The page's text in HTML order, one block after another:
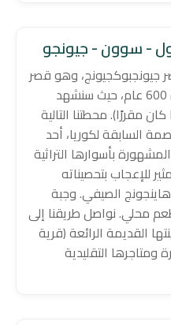
- سوون - جيونجو
جيونجبوكجيونج، وهو قصر
مثير للإعجاب يبلغ عمره 600 عام، حيث سنشهد
مقررًا). محطتنا التالية
السابقة لكوريا، أحد
بأسوارها التراثية
للإعجاب بتحصيناته
الصيفي. وجبة
محلي. نواصل طريقنا إلى
القديمة الرائعة (قرية
ومتاجرها التقليدية